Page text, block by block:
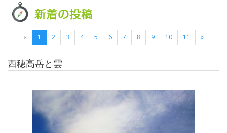
« 1 2 3 4 5 6 7 8 9 10 11 »
西穂高岳と雲